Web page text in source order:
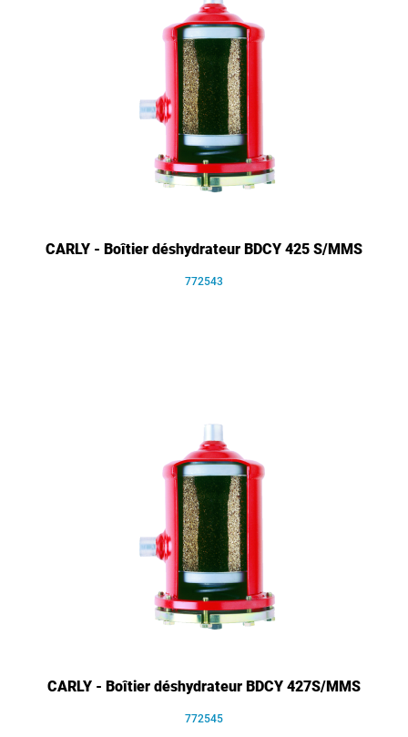
CARLY - Boîtier déshydrateur BDCY 425 S/MMS
772543
CARLY - Boîtier déshydrateur BDCY 427S/MMS
772545